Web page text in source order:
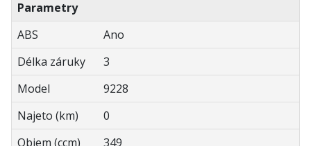
Parametry
ABS
Ano
Délka záruky
3
Model
9228
Najeto (km)
0
Objem (ccm)
349